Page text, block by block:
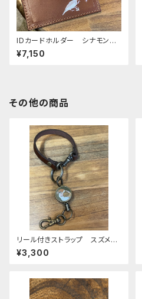
IDカードホルダー シナモン文
鳥 白文鳥 ブラウン （ストラ
ップなし） ぶんちょう ブンチョ
¥7,150
その他の商品
リール付きストラップ スズメ
グリーン × ダークブラウン
すずめ 雀 栃木レザー
¥3,300